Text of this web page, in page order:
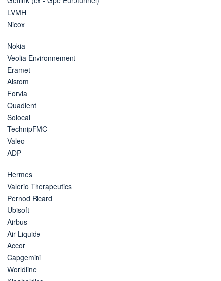
LVMH
Nicox
Nokia
Veolia Environnement
Eramet
Alstom
Forvia
Quadient
Solocal
TechnipFMC
Valeo
ADP
Hermes
Valerio Therapeutics
Pernod Ricard
Ubisoft
Airbus
Air Liquide
Accor
Capgemini
Worldline